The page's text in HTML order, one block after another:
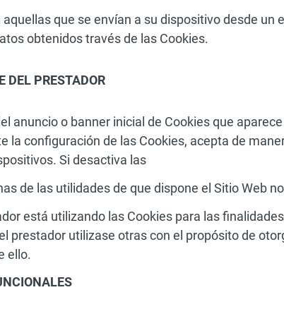
aquellas que se envían a su dispositivo desde un
obtenidos través de las Cookies.
DEL PRESTADOR
anuncio o banner inicial de Cookies que
la configuración de las Cookies, acepta de
Si desactiva las
de las utilidades de que dispone el Sitio Web
está utilizando las Cookies para las
prestador utilizase otras con el propósito de
ello.